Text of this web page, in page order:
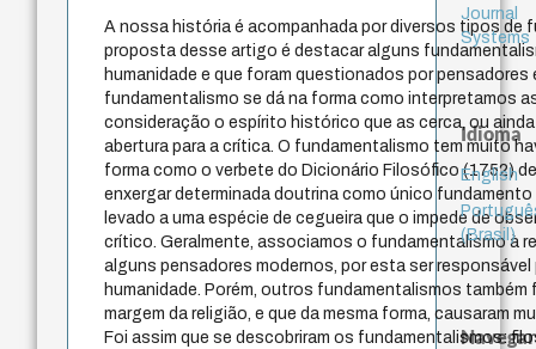
A nossa história é acompanhada por diversos tipos de
proposta desse artigo é destacar alguns
humanidade e que foram questionados por
fundamentalismo se dá na forma como interpretamos
consideração o espírito histórico que as cerca, ou
abertura para a crítica. O fundamentalismo tem muito
forma como o verbete do Dicionário Filosófico (1752)
enxergar determinada doutrina como único fundamento
levado a uma espécie de cegueira que o impede de
crítico. Geralmente, associamos o fundamentalismo à
alguns pensadores modernos, por esta ser
humanidade. Porém, outros fundamentalismos também
margem da religião, e que da mesma forma, causaram
Foi assim que se descobriram os fundamentalismos:
Journal
Systems
Idioma
English
(Brasil)
Navegar